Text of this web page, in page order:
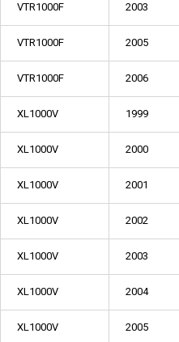
VTR1000F 2003
VTR1000F 2005
VTR1000F 2006
XL1000V 1999
XL1000V 2000
XL1000V 2001
XL1000V 2002
XL1000V 2003
XL1000V 2004
XL1000V 2005